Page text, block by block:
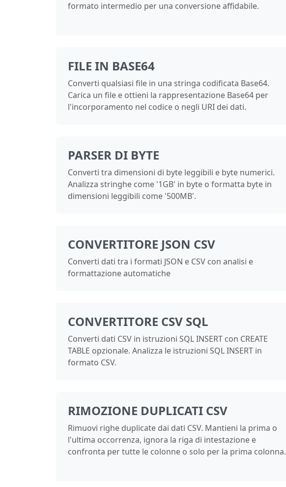
formato intermedio per una conversione affidabile.
FILE IN BASE64
Converti qualsiasi file in una stringa codificata Base64.
Carica un file e ottieni la rappresentazione Base64 per
l'incorporamento nel codice o negli URI dei dati.
PARSER DI BYTE
Converti tra dimensioni di byte leggibili e byte numerici.
Analizza stringhe come '1GB' in byte o formatta byte in
dimensioni leggibili come '500MB'.
CONVERTITORE JSON CSV
Converti dati tra i formati JSON e CSV con analisi e
formattazione automatiche
CONVERTITORE CSV SQL
Converti dati CSV in istruzioni SQL INSERT con CREATE
TABLE opzionale. Analizza le istruzioni SQL INSERT in
formato CSV.
RIMOZIONE DUPLICATI CSV
Rimuovi righe duplicate dai dati CSV. Mantieni la prima o
l'ultima occorrenza, ignora la riga di intestazione e
confronta per tutte le colonne o solo per la prima colonna.